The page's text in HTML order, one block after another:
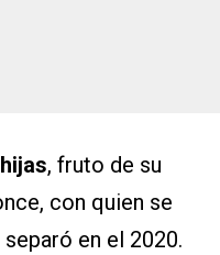
, fruto de su
con quien se
en el 2020.